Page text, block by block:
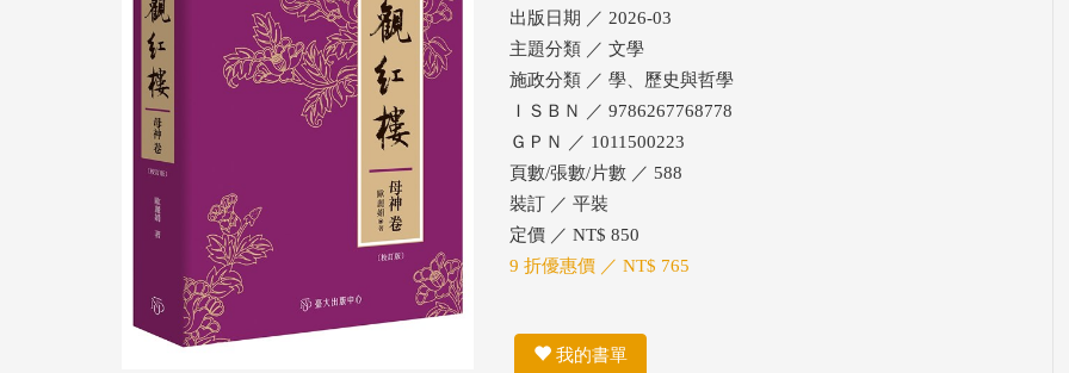
出版日期 ／ 2026-03
主題分類 ／ 文學
施政分類 ／ 學、歷史與哲學
ＩＳＢＮ ／ 9786267768778
ＧＰＮ ／ 1011500223
頁數/張數/片數 ／ 588
裝訂 ／ 平裝
定價 ／ NT$ 850
9 折優惠價 ／ NT$ 765
我的書單